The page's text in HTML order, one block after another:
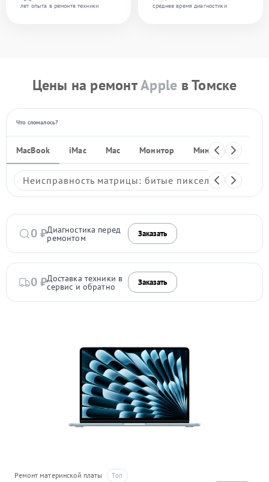
лет опыта в ремонте техники
среднее время диагностики
Цены на ремонтApple в Томске
Что сломалось?
MacBook iMac Mac Монитор Мини ПК
Неисправность матрицы: битые пиксели,
0 ₽Диагностика перед
ремонтом Заказать
0 ₽Доставка техники в
сервис и обратно Заказать
Ремонт материнской платы